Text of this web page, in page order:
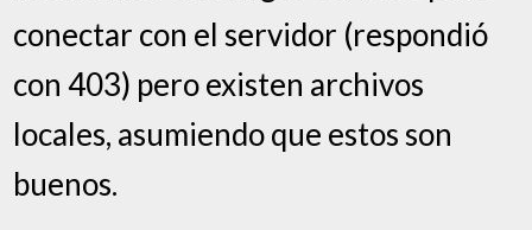
conectar con el servidor (respondió
con 403) pero existen archivos
locales, asumiendo que estos son
buenos.